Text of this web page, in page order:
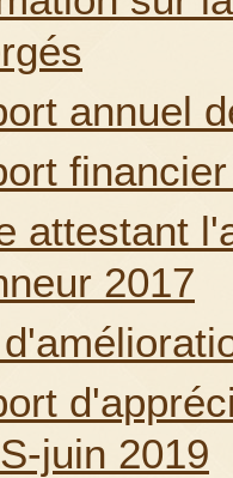
annuel
attestant
2017
juin 2019